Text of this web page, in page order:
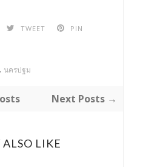
TWEET
PIN
, นครปฐม
Next Posts →
LIKE